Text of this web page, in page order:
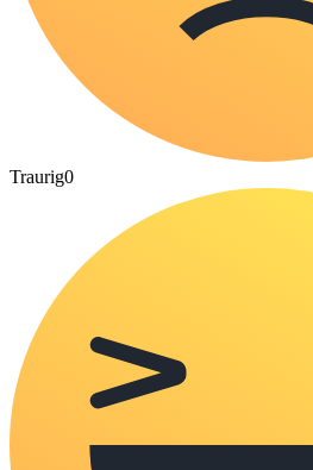
Traurig0